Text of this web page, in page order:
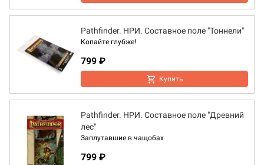
Pathfinder. НРИ. Составное поле "Тоннели"
Копайте глубже!
799 ₽
Купить
Pathfinder. НРИ. Составное поле "Древний
лес"
Заплутавшие в чащобах
799 ₽